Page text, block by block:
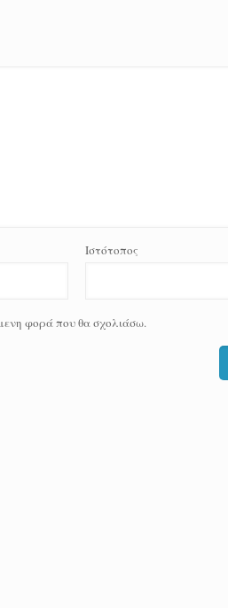
Ιστότοπος
φορά που θα σχολιάσω.